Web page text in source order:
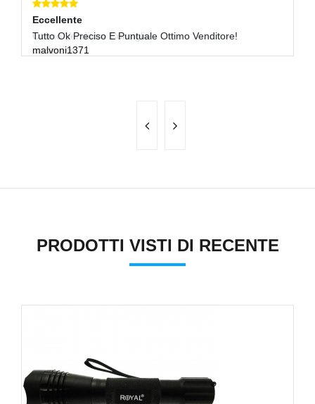
Eccellente
Ottimo Venditore Consiglio
uzzanese
Eccellente
Tutto Ok Preciso E Puntuale Ottimo Venditore!
malvoni1371
PRODOTTI VISTI DI RECENTE